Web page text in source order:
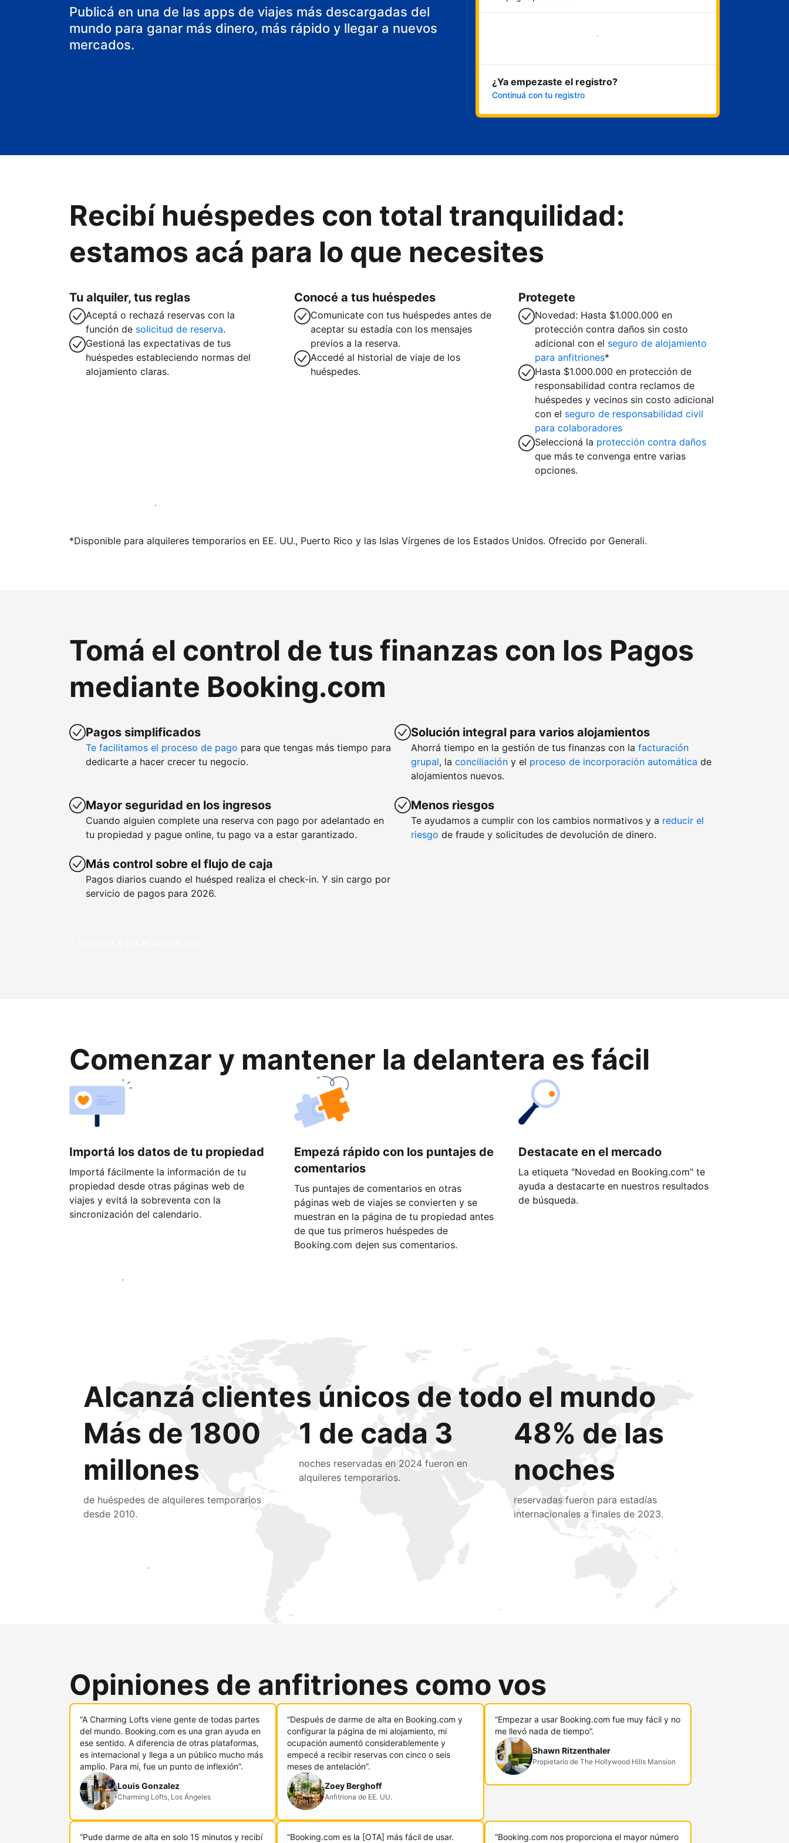
aparthotel
Publicá en una de las apps de viajes más descargadas del
mundo para ganar más dinero, más rápido y llegar a nuevos
mercados.
Empezar ahora
¿Ya empezaste el registro?
Continuá con tu registro
Recibí huéspedes con total tranquilidad:
estamos acá para lo que necesites
Tu alquiler, tus reglas
Aceptá o rechazá reservas con la
función de solicitud de reserva.
Gestioná las expectativas de tus
huéspedes estableciendo normas del
alojamiento claras.
Conocé a tus huéspedes
Comunicate con tus huéspedes antes de
aceptar su estadía con los mensajes
previos a la reserva.
Accedé al historial de viaje de los
huéspedes.
Protegete
Novedad: Hasta $1.000.000 en
protección contra daños sin costo
adicional con el seguro de alojamiento
para anfitriones*
Hasta $1.000.000 en protección de
responsabilidad contra reclamos de
huéspedes y vecinos sin costo adicional
con el seguro de responsabilidad civil
para colaboradores
Seleccioná la protección contra daños
que más te convenga entre varias
opciones.
Publicá en nuestra plataforma hoy
*Disponible para alquileres temporarios en EE. UU., Puerto Rico y las Islas Vírgenes de los Estados Unidos. Ofrecido por Generali.
Tomá el control de tus finanzas con los Pagos
mediante Booking.com
Pagos simplificados
Te facilitamos el proceso de pago para que tengas más tiempo para
dedicarte a hacer crecer tu negocio.
Mayor seguridad en los ingresos
Cuando alguien complete una reserva con pago por adelantado en
tu propiedad y pague online, tu pago va a estar garantizado.
Más control sobre el flujo de caja
Pagos diarios cuando el huésped realiza el check-in. Y sin cargo por
servicio de pagos para 2026.
Solución integral para varios alojamientos
Ahorrá tiempo en la gestión de tus finanzas con la facturación
grupal, la conciliación y el proceso de incorporación automática de
alojamientos nuevos.
Menos riesgos
Te ayudamos a cumplir con los cambios normativos y a reducir el
riesgo de fraude y solicitudes de devolución de dinero.
Empezá a ganar dinero hoy
Comenzar y mantener la delantera es fácil
Importá los datos de tu propiedad
Importá fácilmente la información de tu
propiedad desde otras páginas web de
viajes y evitá la sobreventa con la
sincronización del calendario.
Empezá rápido con los puntajes de
comentarios
Tus puntajes de comentarios en otras
páginas web de viajes se convierten y se
muestran en la página de tu propiedad antes
de que tus primeros huéspedes de
Booking.com dejen sus comentarios.
Destacate en el mercado
La etiqueta "Novedad en Booking.com" te
ayuda a destacarte en nuestros resultados
de búsqueda.
Empezá hoy mismo
Alcanzá clientes únicos de todo el mundo
Más de 1800
millones
de huéspedes de alquileres temporarios
desde 2010.
1 de cada 3
noches reservadas en 2024 fueron en
alquileres temporarios.
48% de las
noches
reservadas fueron para estadías
internacionales a finales de 2023.
Llegá a huéspedes nuevos hoy
Opiniones de anfitriones como vos
“A Charming Lofts viene gente de todas partes
del mundo. Booking.com es una gran ayuda en
ese sentido. A diferencia de otras plataformas,
es internacional y llega a un público mucho más
amplio. Para mí, fue un punto de inflexión”.
Louis Gonzalez
Charming Lofts, Los Ángeles
“Después de darme de alta en Booking.com y
configurar la página de mi alojamiento, mi
ocupación aumentó considerablemente y
empecé a recibir reservas con cinco o seis
meses de antelación”.
Zoey Berghoff
Anfitriona de EE. UU.
“Empezar a usar Booking.com fue muy fácil y no
me llevó nada de tiempo”.
Shawn Ritzenthaler
Propietario de The Hollywood Hills Mansion
“Pude darme de alta en solo 15 minutos y recibí “Booking.com es la [OTA] más fácil de usar. “Booking.com nos proporciona el mayor número